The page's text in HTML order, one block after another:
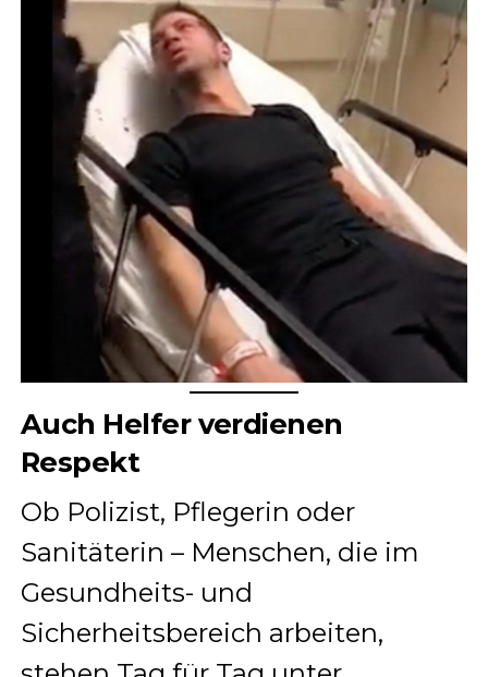
Auch Helfer verdienen
Respekt
Ob Polizist, Pflegerin oder
Sanitäterin – Menschen, die im
Gesundheits- und
Sicherheitsbereich arbeiten,